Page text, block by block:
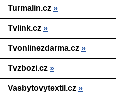
Turmalin.cz »
Tvlink.cz »
Tvonlinezdarma.cz »
Tvzbozi.cz »
Vasbytovytextil.cz »